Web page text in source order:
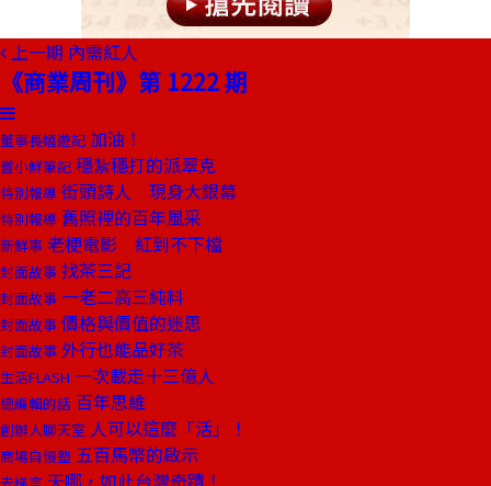
上一期 內需紅人
《商業周刊》第 1222 期
董事長嬉遊記 加油！
嘗小鮮筆記 穩紮穩打的派翠克
特別報導 街頭詩人 現身大銀幕
特別報導 舊照裡的百年風采
新鮮事 老梗電影 紅到不下檔
封面故事 找茶三記
封面故事 一老二高三純料
封面故事 價格與價值的迷思
封面故事 外行也能品好茶
生活FLASH 一次載走十三億人
總編輯的話 百年思維
創辦人聊天室 人可以這麼「活」！
商場自慢塾 五百馬幣的啟示
天哪，如此台灣奇蹟！